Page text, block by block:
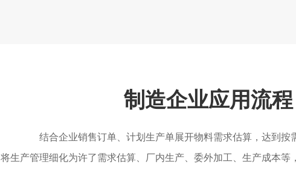
制造企业应用流程
结合企业销售订单、计划生产单展开物料需求估算，达到按
将生产管理细化为许了需求估算、厂内生产、委外加工、生产成本等